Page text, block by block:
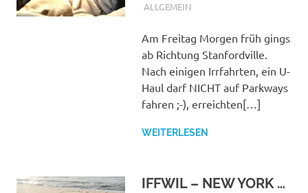
ALLGEMEIN
Am Freitag Morgen früh gings
ab Richtung Stanfordville.
Nach einigen Irrfahrten, ein U-
Haul darf NICHT auf Parkways
fahren ;-), erreichten[…]
WEITERLESEN
IFFWIL – NEW YORK …